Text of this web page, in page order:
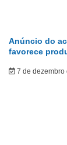
Anúncio do
favorece
7 de dezembro